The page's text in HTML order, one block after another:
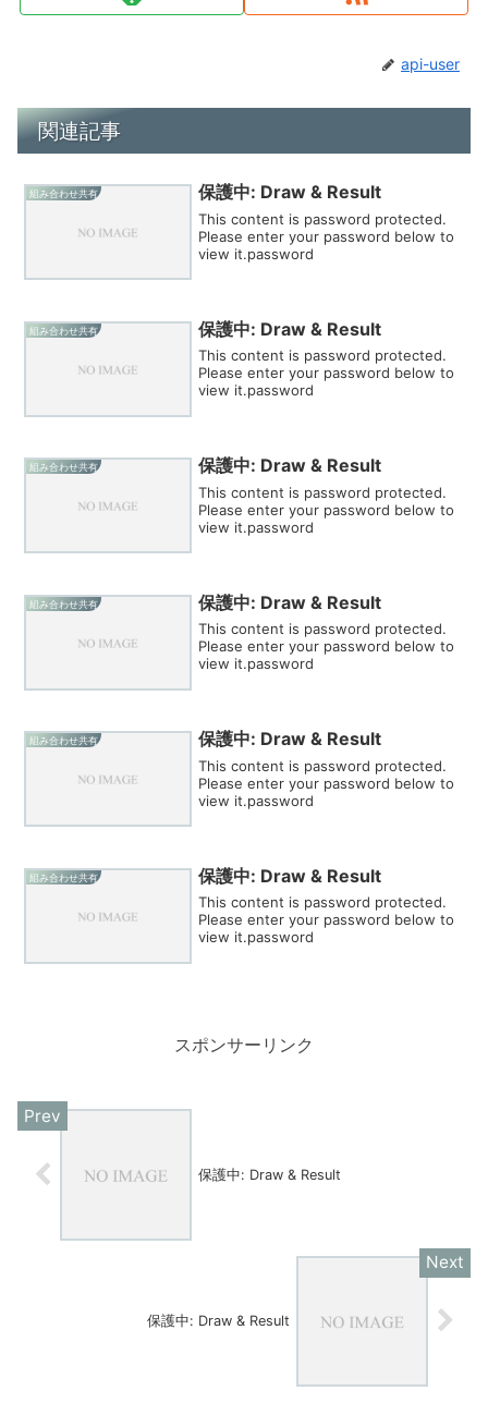
api-user
関連記事
組み合わせ共有 保護中: Draw & Result
This content is password protected.
Please enter your password below to
view it.password
組み合わせ共有 保護中: Draw & Result
This content is password protected.
Please enter your password below to
view it.password
組み合わせ共有 保護中: Draw & Result
This content is password protected.
Please enter your password below to
view it.password
組み合わせ共有 保護中: Draw & Result
This content is password protected.
Please enter your password below to
view it.password
組み合わせ共有 保護中: Draw & Result
This content is password protected.
Please enter your password below to
view it.password
組み合わせ共有 保護中: Draw & Result
This content is password protected.
Please enter your password below to
view it.password
スポンサーリンク
保護中: Draw & Result
保護中: Draw & Result